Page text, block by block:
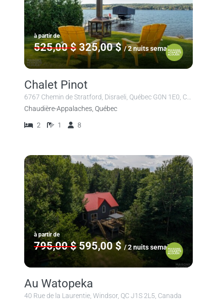
à partir de
525,00 $ 325,00 $ / 2 nuits semaine
Chalet Pinot
Chaudière-Appalaches, Québec
2 1 8
à partir de
795,00 $ 595,00 $ / 2 nuits semaine
Au Watopeka
40 Rue de la Laurentie, Windsor, QC J1S 2L5, Canada